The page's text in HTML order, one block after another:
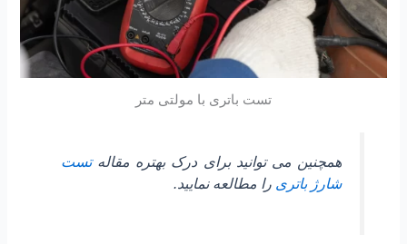
تست باتری با مولتی متر
همچنین می توانید برای درک بهتره مقالهتست
شارژ باتری را مطالعه نمایید.